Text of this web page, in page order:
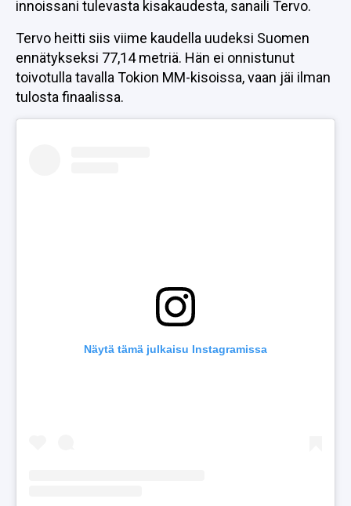
innoissani tulevasta kisakaudesta, sanaili Tervo.
Tervo heitti siis viime kaudella uudeksi Suomen
ennätykseksi 77,14 metriä. Hän ei onnistunut
toivotulla tavalla Tokion MM-kisoissa, vaan jäi ilman
tulosta finaalissa.
Näytä tämä julkaisu Instagramissa